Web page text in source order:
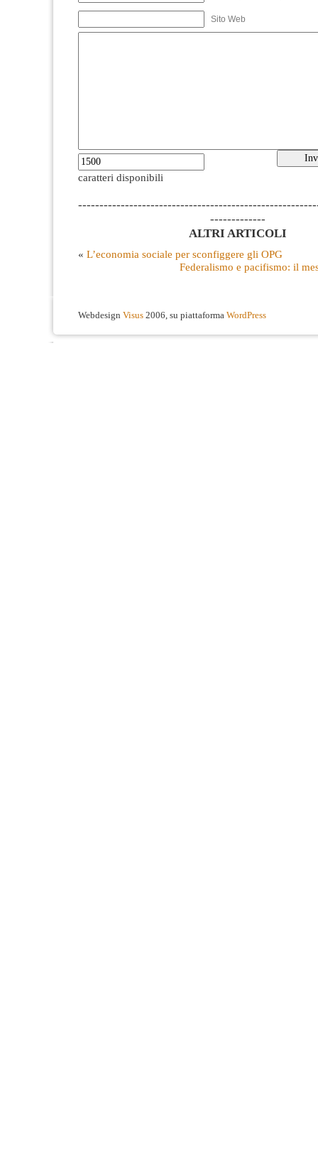
Sito Web
caratteri disponibili
-------------
ALTRI ARTICOLI
« L’economia sociale per sconfiggere gli OPG
Federalismo e pacifismo: il
Webdesign Visus 2006, su piattaforma WordPress